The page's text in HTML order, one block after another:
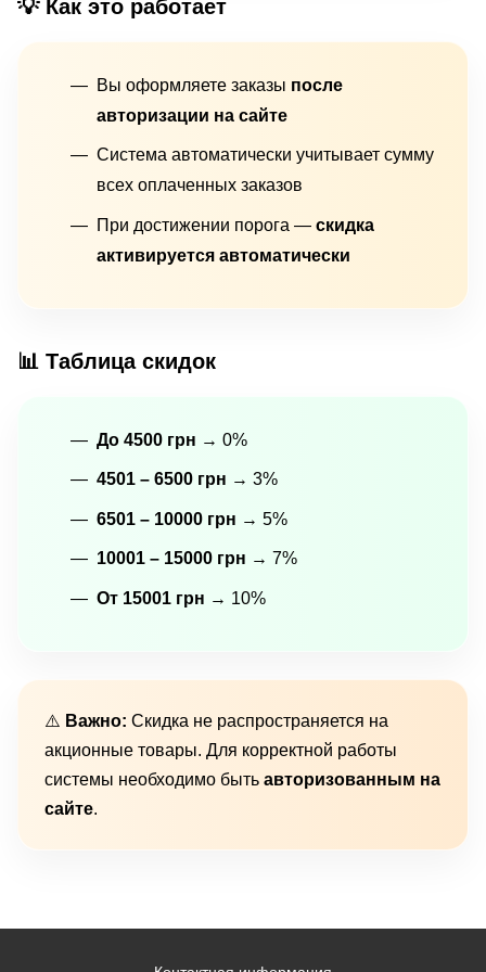
💡 Как это работает
Вы оформляете заказы после
авторизации на сайте
Система автоматически учитывает сумму
всех оплаченных заказов
При достижении порога — скидка
активируется автоматически
📊 Таблица скидок
До 4500 грн → 0%
4501 – 6500 грн → 3%
6501 – 10000 грн → 5%
10001 – 15000 грн → 7%
От 15001 грн → 10%
⚠️ Важно: Скидка не распространяется на
акционные товары. Для корректной работы
системы необходимо быть авторизованным на
сайте.